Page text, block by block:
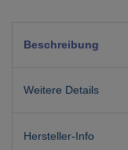
Beschreibung
Weitere Details
Hersteller-Info